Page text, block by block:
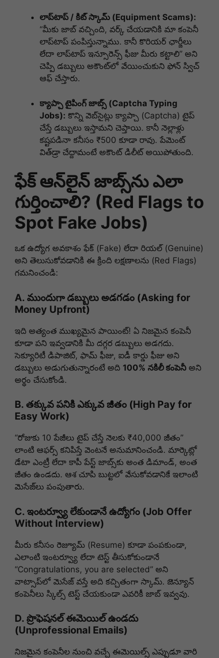
లాప్‌టాప్ / కిట్ స్కామ్ (Equipment Scams):
“మీకు జాబ్ వచ్చింది, వర్క్ చేయడానికి మా కంపెనీ
లాప్‌టాప్ పంపిస్తున్నాము. కానీ కొరియర్ ఛార్జీలు
లేదా లాప్‌టాప్ ఇన్సూరెన్స్ ఫీజు మీరు కట్టాలి” అని
చెప్పి డబ్బులు అకౌంట్‌లో వేయించుకుని ఫోన్ స్విచ్
ఆఫ్ చేస్తారు.
క్యాప్చా టైపింగ్ జాబ్స్ (Captcha Typing
Jobs): కొన్ని వెబ్‌సైట్లు క్యాప్చా (Captcha) టైప్
చేస్తే డబ్బులు ఇస్తామని చెప్తాయి. కానీ నెల్లాళ్లు
కష్టపడినా కనీసం ₹500 కూడా రావు. పేమెంట్
విత్‌డ్రా చేద్దామంటే అకౌంట్ డిలీట్ అయిపోతుంది.
ఫేక్ ఆన్‌లైన్ జాబ్స్‌ను ఎలా
గుర్తించాలి? (Red Flags to
Spot Fake Jobs)
ఒక ఉద్యోగ అవకాశం ఫేక్ (Fake) లేదా రియల్ (Genuine)
అని తెలుసుకోవడానికి ఈ క్రింది లక్షణాలను (Red Flags)
గమనించండి:
A. ముందుగా డబ్బులు అడగడం (Asking for
Money Upfront)
ఇది అత్యంత ముఖ్యమైన పాయింట్! ఏ నిజమైన కంపెనీ
కూడా పని ఇవ్వడానికి మీ దగ్గర డబ్బులు అడగదు.
సెక్యూరిటీ డిపాజిట్, ఫామ్ ఫీజు, ఐడీ కార్డు ఫీజు అని
డబ్బులు అడుగుతున్నారంటే అది 100% నకిలీ కంపెనీ అని
అర్థం చేసుకోండి.
B. తక్కువ పనికి ఎక్కువ జీతం (High Pay for
Easy Work)
“రోజుకు 10 పేజీలు టైప్ చేస్తే నెలకు ₹40,000 జీతం”
లాంటి ఆఫర్స్ కనిపిస్తే వెంటనే అనుమానించండి. మార్కెట్లో
డేటా ఎంట్రీ లేదా కాపీ పేస్ట్ జాబ్స్‌కు అంత డిమాండ్, అంత
జీతం ఉండదు. ఆశ చూపి బుట్టలో వేసుకోవడానికే ఇలాంటి
మెసేజ్‌లు పంపుతారు.
C. ఇంటర్వ్యూ లేకుండానే ఉద్యోగం (Job Offer
Without Interview)
మీరు కనీసం రెజ్యూమ్ (Resume) కూడా పంపకుండా,
ఎలాంటి ఇంటర్వ్యూ లేదా టెస్ట్ తీసుకోకుండానే
“Congratulations, you are selected” అని
వాట్సాప్‌లో మెసేజ్ వస్తే అది కచ్చితంగా స్కామ్. జెన్యూన్
కంపెనీలు స్కిల్స్ టెస్ట్ చేయకుండా ఎవరికీ జాబ్ ఇవ్వవు.
D. ప్రొఫెషనల్ ఈమెయిల్ ఉండదు
(Unprofessional Emails)
నిజమైన కంపెనీల నుంచి వచ్చే ఈమెయిల్స్ ఎప్పుడూ వారి